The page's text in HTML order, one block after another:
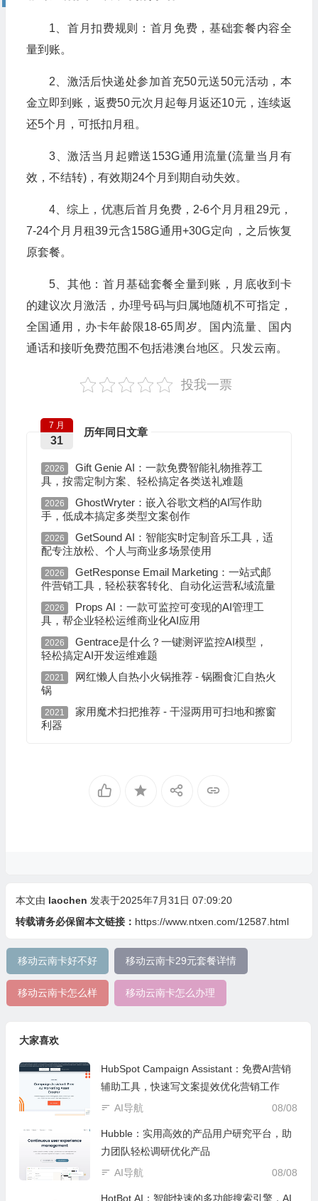
1、首月扣费规则：首月免费，基础套餐内容全
量到账。
2、激活后快递处参加首充50元送50元活动，本
金立即到账，返费50元次月起每月返还10元，连续返
还5个月，可抵扣月租。
3、激活当月起赠送153G通用流量(流量当月有
效，不结转)，有效期24个月到期自动失效。
4、综上，优惠后首月免费，2-6个月月租29元，
7-24个月月租39元含158G通用+30G定向，之后恢复
原套餐。
5、其他：首月基础套餐全量到账，月底收到卡
的建议次月激活，办理号码与归属地随机不可指定，
全国通用，办卡年龄限18-65周岁。国内流量、国内
通话和接听免费范围不包括港澳台地区。只发云南。
投我一票
历年同日文章
7 月
31
2026
Gift Genie AI：一款免费智能礼物推荐工
具，按需定制方案、轻松搞定各类送礼难题
2026
GhostWryter：嵌入谷歌文档的AI写作助
手，低成本搞定多类型文案创作
2026
GetSound AI：智能实时定制音乐工具，适
配专注放松、个人与商业多场景使用
2026
GetResponse Email Marketing：一站式邮
件营销工具，轻松获客转化、自动化运营私域流量
2026
Props AI：一款可监控可变现的AI管理工
具，帮企业轻松运维商业化AI应用
2026
Gentrace是什么？一键测评监控AI模型，
轻松搞定AI开发运维难题
2021
网红懒人自热小火锅推荐 - 锅圈食汇自热火
锅
2021
家用魔术扫把推荐 - 干湿两用可扫地和擦窗
利器
本文由 laochen 发表于2025年7月31日 07:09:20
转载请务必保留本文链接： https://www.ntxen.com/12587.html
移动云南卡好不好 移动云南卡29元套餐详情
移动云南卡怎么样 移动云南卡怎么办理
大家喜欢
HubSpot Campaign Assistant：免费AI营销
辅助工具，快速写文案提效优化营销工作
08/08
AI导航
Hubble：实用高效的产品用户研究平台，助
力团队轻松调研优化产品
08/08
AI导航
HotBot AI：智能快速的多功能搜索引擎，AI